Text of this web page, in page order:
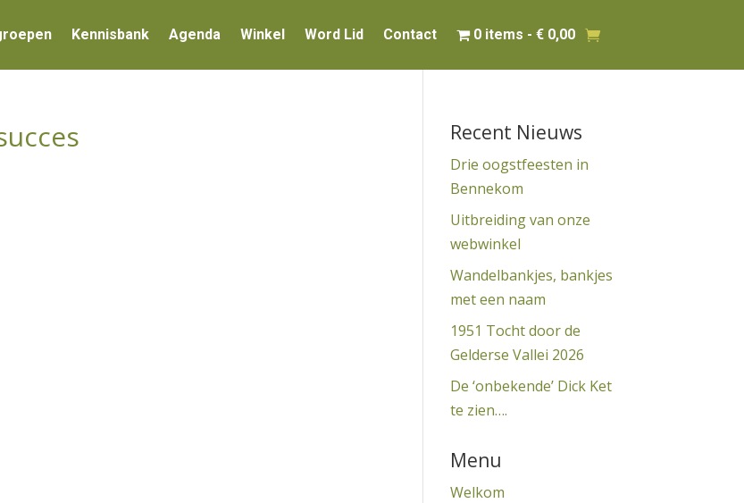
Kennisbank Agenda Winkel Word Lid Contact 0 items € 0,00
Recent Nieuws
Drie oogstfeesten in
Bennekom
Uitbreiding van onze
webwinkel
Wandelbankjes, bankjes
met een naam
1951 Tocht door de
Gelderse Vallei 2026
De ‘onbekende’ Dick Ket
te zien….
Menu
Welkom